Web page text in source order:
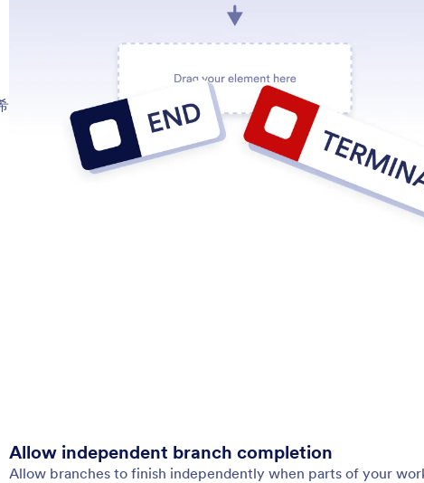
Allow independent branch completion
Allow branches to finish independently when parts of your